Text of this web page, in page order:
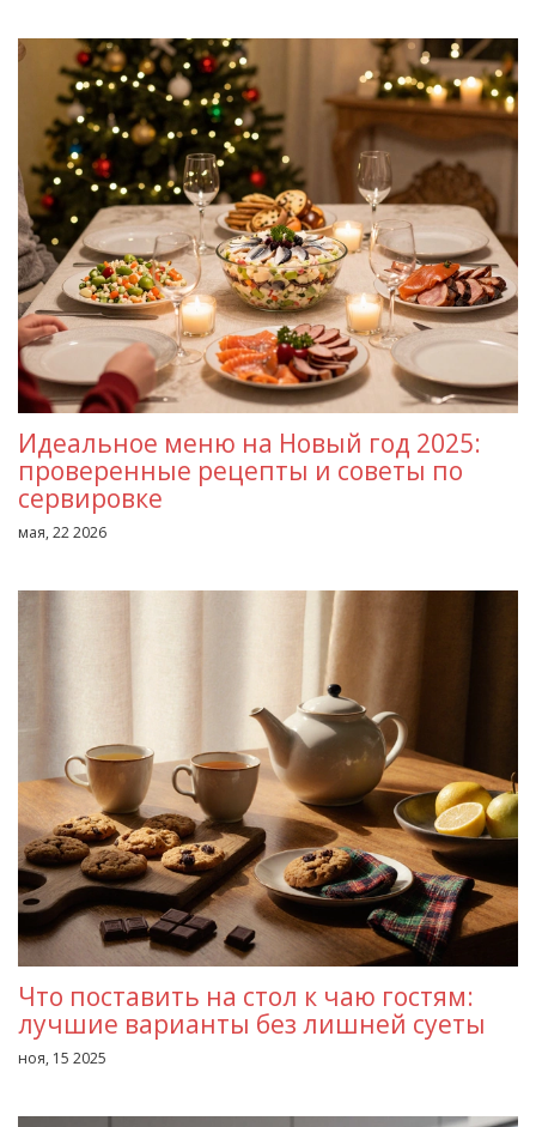
Идеальное меню на Новый год 2025:
проверенные рецепты и советы по
сервировке
мая, 22 2026
Что поставить на стол к чаю гостям:
лучшие варианты без лишней суеты
ноя, 15 2025